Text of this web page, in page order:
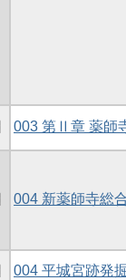
003 第Ⅱ章 薬師
004 新薬師寺総
004 平城宮跡発